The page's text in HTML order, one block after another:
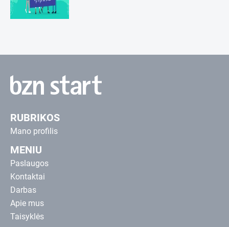
RUBRIKOS
Mano profilis
MENIU
Paslaugos
Kontaktai
Darbas
Apie mus
Taisyklės